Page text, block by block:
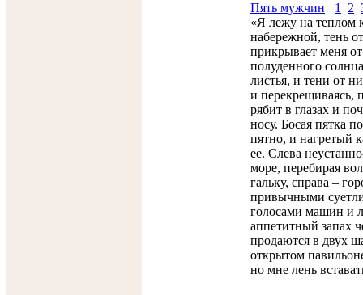
Пять мужчин 1 2
«Я лежу на теплом
набережной, тень
прикрывает меня
полуденного
листья, и тени от
и перекрещиваясь,
рябит в глазах и
носу. Босая пятка
пятно, и нагретый
ее. Слева
море, перебирая
гальку, справа –
привычными
голосами машин и
аппетитный запах
продаются в двух
открытом
но мне лень